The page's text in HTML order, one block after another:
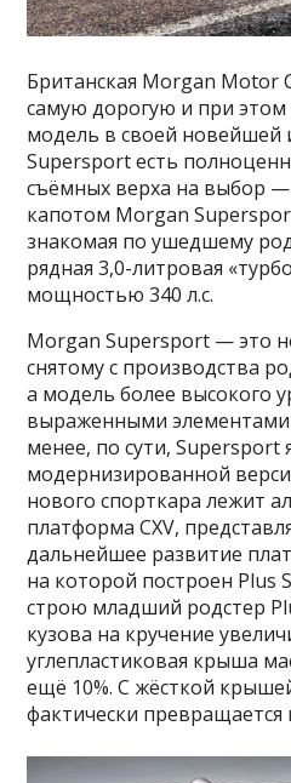
Британская Morgan Motor
самую дорогую и при
модель в своей новейшей
Supersport есть
съёмных верха на выбор
капотом Morgan
знакомая по ушедшему
рядная 3,0-литровая
мощностью 340 л.с.
Morgan Supersport — это
снятому с производства
а модель более высокого
выраженными
менее, по сути, Supersport
модернизированной
нового спорткара лежит
платформа CXV,
дальнейшее развитие
на которой построен Plus
строю младший родстер
кузова на кручение
углепластиковая крыша
ещё 10%. С жёсткой
фактически превращается